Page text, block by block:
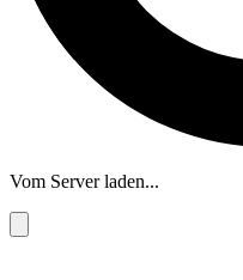
Vom Server laden...